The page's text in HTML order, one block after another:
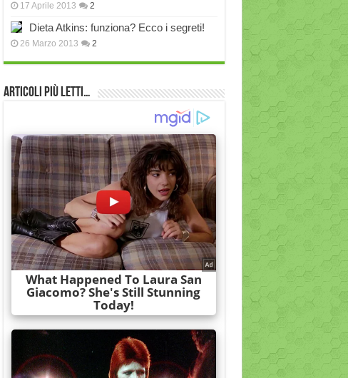
17 Aprile 2013 2
Dieta Atkins: funziona? Ecco i segreti!
26 Marzo 2013 2
Articoli più Letti…